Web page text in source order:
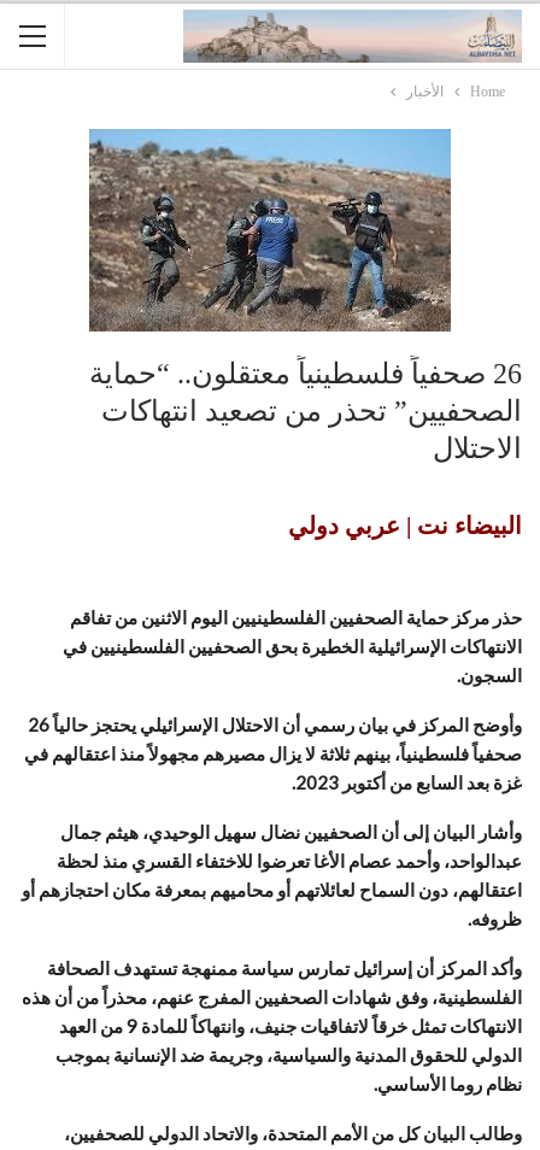
Home الأخبار
26 صحفياً فلسطينياً معتقلون.. “حماية
الصحفيين” تحذر من تصعيد انتهاكات
الاحتلال
البيضاء نت | عربي دولي
حذر مركز حماية الصحفيين الفلسطينيين اليوم الاثنين من تفاقم
الانتهاكات الإسرائيلية الخطيرة بحق الصحفيين الفلسطينيين في
السجون.
وأوضح المركز في بيان رسمي أن الاحتلال الإسرائيلي يحتجز حالياً 26
صحفياً فلسطينياً، بينهم ثلاثة لا يزال مصيرهم مجهولاً منذ اعتقالهم في
غزة بعد السابع من أكتوبر 2023.
وأشار البيان إلى أن الصحفيين نضال سهيل الوحيدي، هيثم جمال
عبدالواحد، وأحمد عصام الأغا تعرضوا للاختفاء القسري منذ لحظة
اعتقالهم، دون السماح لعائلاتهم أو محاميهم بمعرفة مكان احتجازهم أو
ظروفه.
وأكد المركز أن إسرائيل تمارس سياسة ممنهجة تستهدف الصحافة
الفلسطينية، وفق شهادات الصحفيين المفرج عنهم، محذراً من أن هذه
الانتهاكات تمثل خرقاً لاتفاقيات جنيف، وانتهاكاً للمادة 9 من العهد
الدولي للحقوق المدنية والسياسية، وجريمة ضد الإنسانية بموجب
نظام روما الأساسي.
وطالب البيان كل من الأمم المتحدة، والاتحاد الدولي للصحفيين،